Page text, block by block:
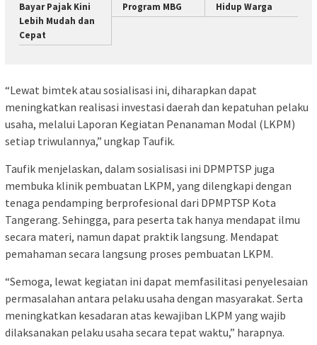
Bayar Pajak Kini
Lebih Mudah dan
Cepat
Program MBG
Hidup Warga
“Lewat bimtek atau sosialisasi ini, diharapkan dapat
meningkatkan realisasi investasi daerah dan kepatuhan pelaku
usaha, melalui Laporan Kegiatan Penanaman Modal (LKPM)
setiap triwulannya,” ungkap Taufik.
Taufik menjelaskan, dalam sosialisasi ini DPMPTSP juga
membuka klinik pembuatan LKPM, yang dilengkapi dengan
tenaga pendamping berprofesional dari DPMPTSP Kota
Tangerang. Sehingga, para peserta tak hanya mendapat ilmu
secara materi, namun dapat praktik langsung. Mendapat
pemahaman secara langsung proses pembuatan LKPM.
“Semoga, lewat kegiatan ini dapat memfasilitasi penyelesaian
permasalahan antara pelaku usaha dengan masyarakat. Serta
meningkatkan kesadaran atas kewajiban LKPM yang wajib
dilaksanakan pelaku usaha secara tepat waktu,” harapnya.